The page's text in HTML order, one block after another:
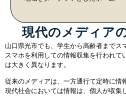
現代のメディア
山口県光市でも、学生から高齢者までス
スマホを利用しての情報収集を行われて
は大きく異なります。
従来のメディアは、一方通行て定時に情
現代社会においては情報は、個人が収集